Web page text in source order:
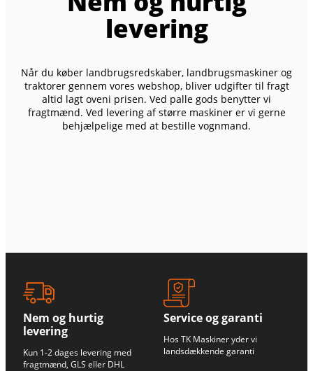
levering
Når du køber landbrugsredskaber, landbrugsmaskiner og
traktorer gennem vores webshop, bliver udgifter til fragt
altid lagt oveni prisen. Ved palle gods benytter vi
fragtmænd. Ved levering af større maskiner er vi gerne
behjælpelige med at bestille vognmand.
Nem og hurtig
levering
Kun 1-2 dages levering med
fragtmænd, GLS eller DHL
Service og garanti
Hos TK Maskiner yder vi
landsdækkende garanti